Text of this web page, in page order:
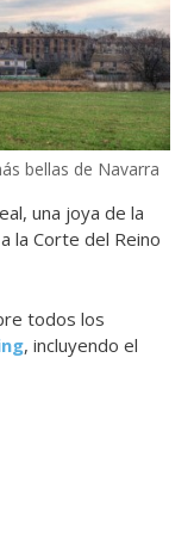
bellas de Navarra
una joya de la
la Corte del Reino
todos los
, incluyendo el